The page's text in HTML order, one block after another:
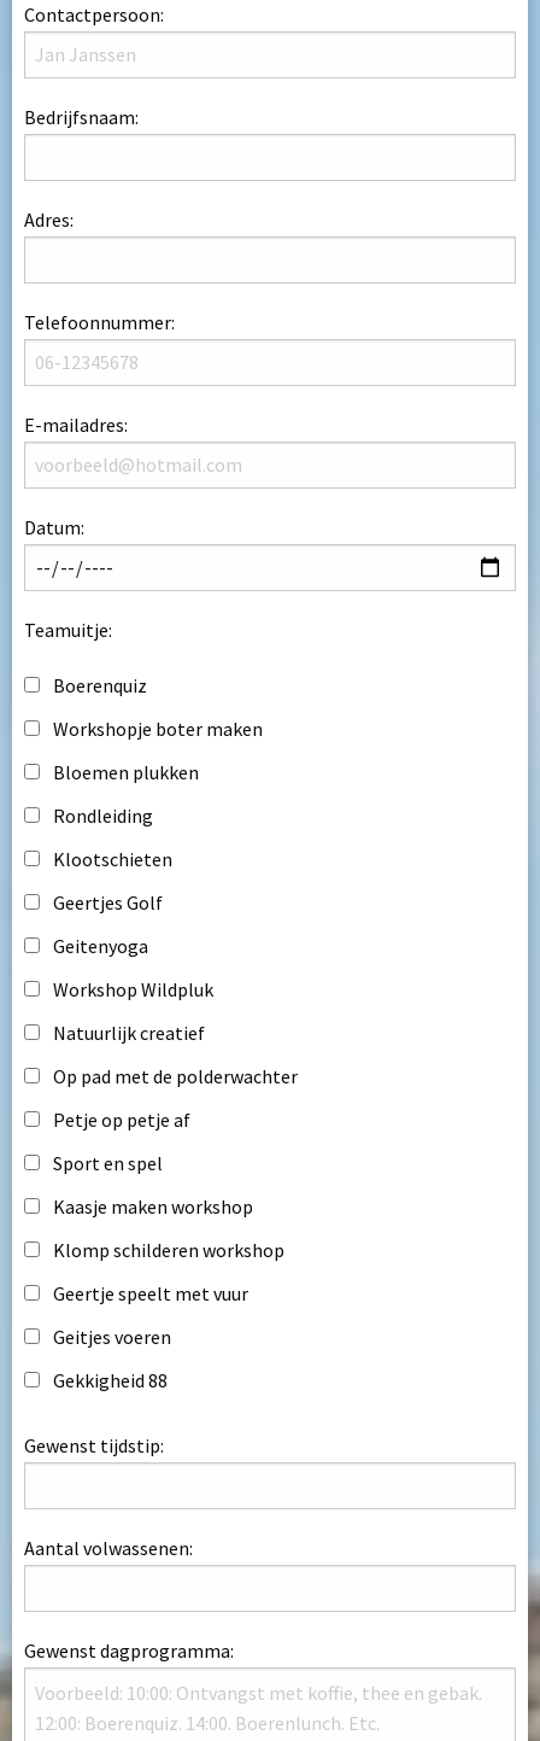
Contactpersoon:
Bedrijfsnaam:
Adres:
Telefoonnummer:
E-mailadres:
Datum:
Teamuitje:
Boerenquiz
Workshopje boter maken
Bloemen plukken
Rondleiding
Klootschieten
Geertjes Golf
Geitenyoga
Workshop Wildpluk
Natuurlijk creatief
Op pad met de polderwachter
Petje op petje af
Sport en spel
Kaasje maken workshop
Klomp schilderen workshop
Geertje speelt met vuur
Geitjes voeren
Gekkigheid 88
Gewenst tijdstip:
Aantal volwassenen:
Gewenst dagprogramma: